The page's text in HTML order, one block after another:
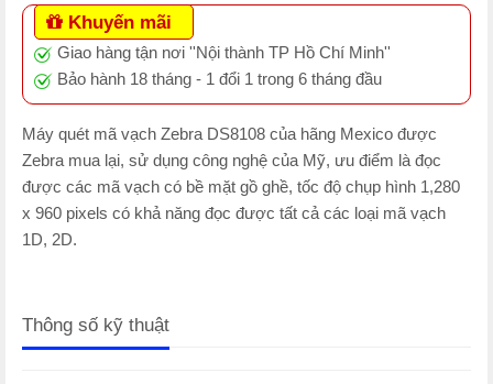
Khuyến mãi
Giao hàng tận nơi ''Nội thành TP Hồ Chí Minh''
Bảo hành 18 tháng - 1 đổi 1 trong 6 tháng đầu
Máy quét mã vạch Zebra DS8108 của hãng Mexico được
Zebra mua lại, sử dụng công nghệ của Mỹ, ưu điểm là đọc
được các mã vạch có bề mặt gồ ghề, tốc độ chụp hình 1,280
x 960 pixels có khả năng đọc được tất cả các loại mã vạch
1D, 2D.
Thông số kỹ thuật